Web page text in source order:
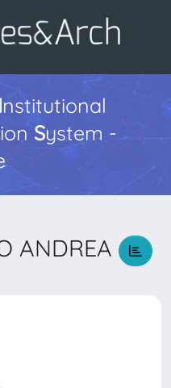
Institutional
System -
ANDREA